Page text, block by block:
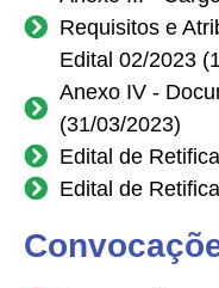
Requisitos e
Edital 02/2023
Anexo IV -
(31/03/2023)
Edital de
Edital de